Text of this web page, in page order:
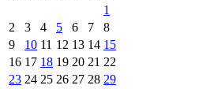
1
2
3 4 5 6 7
8
9
10 11 12 13 14 15
16 17 18 19 20 21 22
23 24 25 26 27 28 29